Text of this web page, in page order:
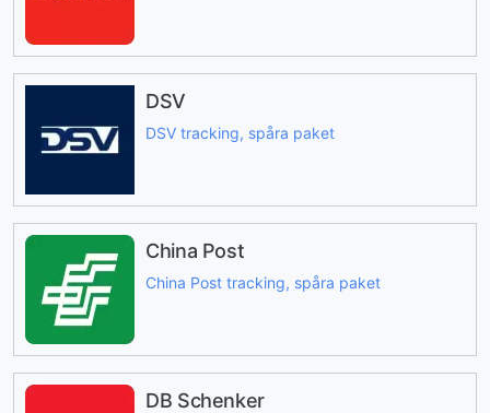
DSV
DSV tracking, spåra paket
China Post
China Post tracking, spåra paket
DB Schenker